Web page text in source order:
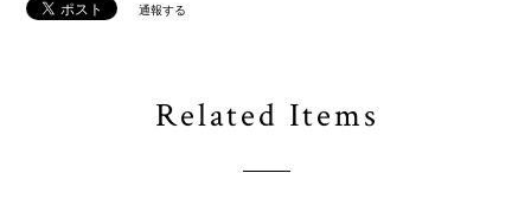
通報する
Related Items